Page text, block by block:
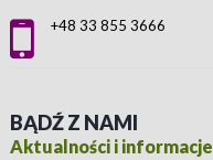
+48 33 855 3666
BĄDŹ Z NAMI
Aktualności i informacje